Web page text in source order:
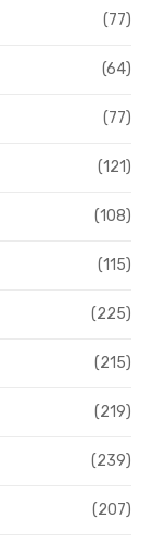
(77)
(64)
(77)
(121)
(108)
(115)
(225)
(215)
(219)
(239)
(207)